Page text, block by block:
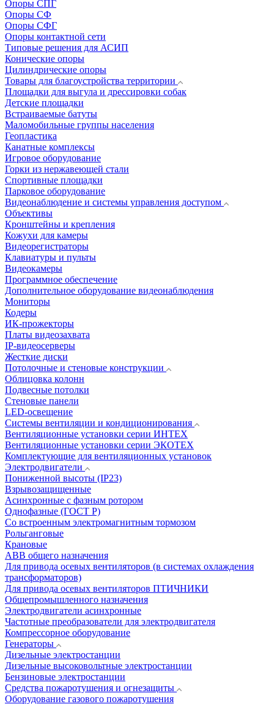
Опоры СПГ
Опоры СФ
Опоры СФГ
Опоры контактной сети
Типовые решения для АСИП
Конические опоры
Цилиндрические опоры
Товары для благоустройства территории
Площадки для выгула и дрессировки собак
Детские площадки
Встраиваемые батуты
Маломобильные группы населения
Геопластика
Канатные комплексы
Игровое оборудование
Горки из нержавеющей стали
Спортивные площадки
Парковое оборудование
Видеонаблюдение и системы управления доступом
Объективы
Кронштейны и крепления
Кожухи для камеры
Видеорегистраторы
Клавиатуры и пульты
Видеокамеры
Программное обеспечение
Дополнительное оборудование видеонаблюдения
Мониторы
Кодеры
ИК-прожекторы
Платы видеозахвата
IP-видеосерверы
Жесткие диски
Потолочные и стеновые конструкции
Облицовка колонн
Подвесные потолки
Стеновые панели
LED-освещение
Системы вентиляции и кондиционирования
Вентиляционные установки серии ИНТЕХ
Вентиляционные установки серии ЭКОТЕХ
Комплектующие для вентиляционных установок
Электродвигатели
Пониженной высоты (IP23)
Взрывозащищенные
Асинхронные с фазным ротором
Однофазные (ГОСТ Р)
Со встроенным электромагнитным тормозом
Рольганговые
Крановые
АВВ общего назначения
Для привода осевых вентиляторов (в системах охлаждения
трансформаторов)
Для привода осевых вентиляторов ПТИЧНИКИ
Общепромышленного назначения
Электродвигатели асинхронные
Частотные преобразователи для электродвигателя
Компрессорное оборудование
Генераторы
Дизельные электростанции
Дизельные высоковольтные электростанции
Бензиновые электростанции
Средства пожаротушения и огнезащиты
Оборудование газового пожаротушения